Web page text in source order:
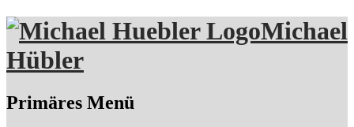
Michael
Hübler
Suchen
Primäres Menü